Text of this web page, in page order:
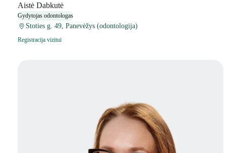
Aistė Dabkutė
Gydytojas odontologas
Stoties g. 49, Panevėžys (odontologija)
Registracija vizitui